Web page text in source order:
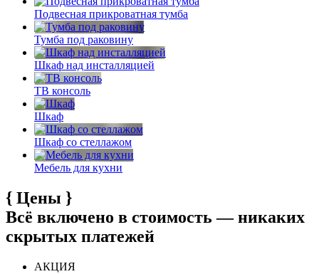
Подвесная прикроватная тумба
Тумба под раковину
Шкаф над инсталляцией
ТВ консоль
Шкаф
Шкаф со стеллажом
Мебель для кухни
{ Цены }
Всё включено в стоимость — никаких
скрытых платежей
АКЦИЯ